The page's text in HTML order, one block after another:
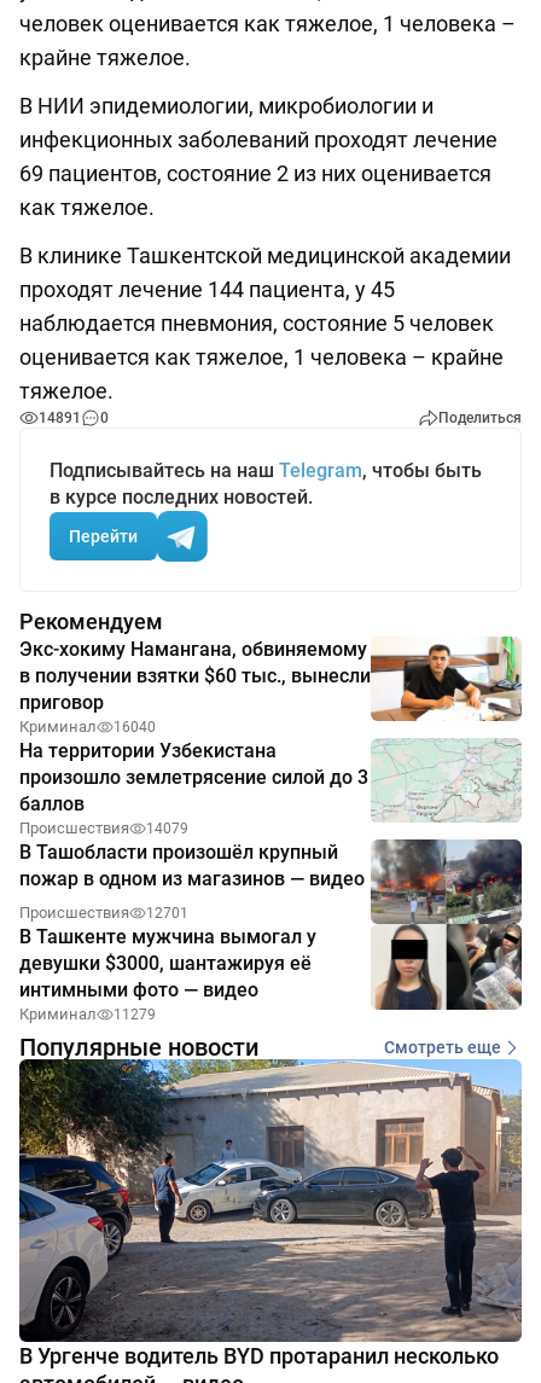
человек оценивается как тяжелое, 1 человека –
крайне тяжелое.
В НИИ эпидемиологии, микробиологии и
инфекционных заболеваний проходят лечение
69 пациентов, состояние 2 из них оценивается
как тяжелое.
В клинике Ташкентской медицинской академии
проходят лечение 144 пациента, у 45
наблюдается пневмония, состояние 5 человек
оценивается как тяжелое, 1 человека – крайне
тяжелое.
14891 0 Поделиться
Подписывайтесь на наш Telegram, чтобы быть
в курсе последних новостей.
Перейти
Рекомендуем
Экс-хокиму Намангана, обвиняемому
в получении взятки $60 тыс., вынесли
приговор
Криминал 16040
На территории Узбекистана
произошло землетрясение силой до 3
баллов
Происшествия 14079
В Ташобласти произошёл крупный
пожар в одном из магазинов — видео
Происшествия 12701
В Ташкенте мужчина вымогал у
девушки $3000, шантажируя её
интимными фото — видео
Криминал 11279
Популярные новости Смотреть еще
В Ургенче водитель BYD протаранил несколько